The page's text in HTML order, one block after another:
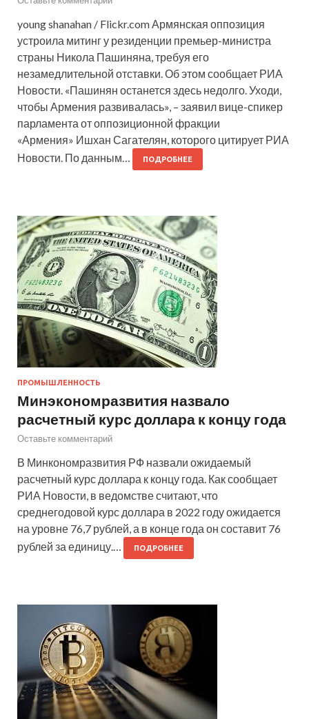
young shanahan / Flickr.com Армянская оппозиция
устроила митинг у резиденции премьер-министра
страны Никола Пашиняна, требуя его
незамедлительной отставки. Об этом сообщает РИА
Новости. «Пашинян останется здесь недолго. Уходи,
чтобы Армения развивалась», – заявил вице-спикер
парламента от оппозиционной фракции
«Армения» Ишхан Сагателян, которого цитирует РИА
Новости. По данным…
ПОДРОБНЕЕ
ПРОМЫШЛЕННОСТЬ
Минэкономразвития назвало
расчетный курс доллара к концу года
Оставьте комментарий
В Минкономразвития РФ назвали ожидаемый
расчетный курс доллара к концу года. Как сообщает
РИА Новости, в ведомстве считают, что
среднегодовой курс доллара в 2022 году ожидается
на уровне 76,7 рублей, а в конце года он составит 76
рублей за единицу.…
ПОДРОБНЕЕ